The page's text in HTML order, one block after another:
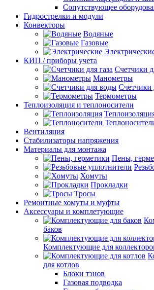
Сопутствующее
Гидрострелки и модули
Конвекторы
Водяные
Газовые
КИП / приборы учета
Счетчики
Манометры
Счетчики
Термометры
Теплоизоляция и теплоносители
Вентиляция
Стабилизаторы напряжения
Материалы для монтажа
Пены,
Хомуты
Прокладки
Тросы
Ремонтные хомуты и муфты
Аксессуары и комплетующие
баков
Комплектующие для
для котлов
Блоки тэнов
Газовая подводка